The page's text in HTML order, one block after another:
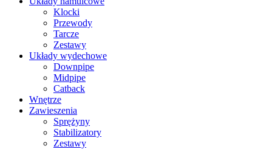
Klocki
Przewody
Tarcze
Zestawy
Układy wydechowe
Downpipe
Midpipe
Catback
Wnętrze
Zawieszenia
Sprężyny
Stabilizatory
Zestawy